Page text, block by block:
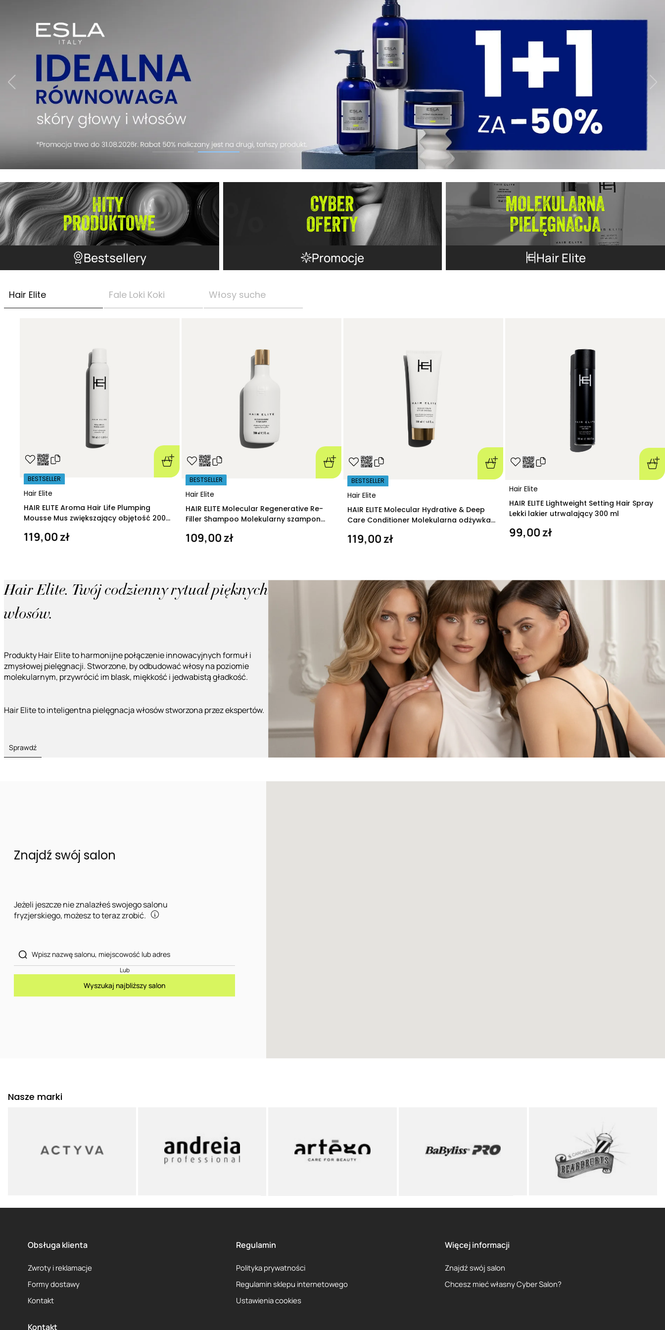
Bestsellery Promocje Hair Elite
Hair Elite Fale Loki Koki Włosy suche
Hair Elite
BESTSELLER
HAIR ELITE Aroma Hair Life Plumping
Mousse Mus zwiększający objętość 200
119,00 zł
Hair Elite
BESTSELLER
HAIR ELITE Molecular Regenerative Re-
Filler Shampoo Molekularny szampon
109,00 zł
Hair Elite
BESTSELLER
HAIR ELITE Molecular Hydrative & Deep
Care Conditioner Molekularna odżywka
119,00 zł
Hair Elite
HAIR ELITE Lightweight Setting Hair Spray
Lekki lakier utrwalający 300 ml
99,00 zł
Hair Elite. Twój codzienny rytuał pięknych
włosów.
Produkty Hair Elite to harmonijne połączenie innowacyjnych formuł i
zmysłowej pielęgnacji. Stworzone, by odbudować włosy na poziomie
molekularnym, przywrócić im blask, miękkość i jedwabistą gładkość.
Hair Elite to inteligentna pielęgnacja włosów stworzona przez ekspertów.
Sprawdź
Znajdź swój salon
Jeżeli jeszcze nie znalazłeś swojego salonu
fryzjerskiego, możesz to teraz zrobić.
Lub
Wyszukaj najbliższy salon
Nasze marki
Obsługa klienta
Zwroty i reklamacje
Formy dostawy
Kontakt
Regulamin
Polityka prywatności
Regulamin sklepu internetowego
Ustawienia cookies
Więcej informacji
Znajdź swój salon
Chcesz mieć własny Cyber Salon?
Kontakt